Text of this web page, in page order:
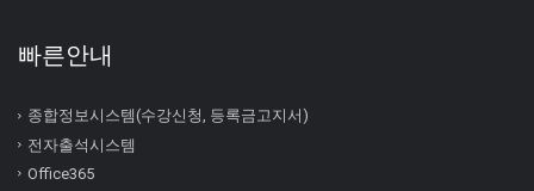
빠른안내
종합정보시스템(수강신청, 등록금고지서)
전자출석시스템
Office365